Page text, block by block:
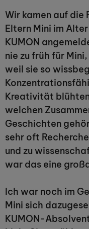
Wir kamen auf die
Eltern Mini im
KUMON
nie zu früh für
weil sie so
Kreativität
welchen
Geschichten
sehr oft
und zu
war das eine
Ich war noch im
Mini sich
KUMON-